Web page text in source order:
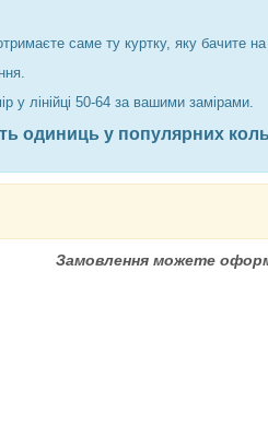
саме ту куртку, яку бачите на
у лінійці 50-64 за вашими замірами.
одиниць у популярних
Замовлення можете